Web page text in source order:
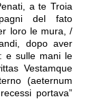
a te Troia
del fato
loro le mura, /
dopo aver
e sulle mani le
Vestamque
(aeternum
portava”